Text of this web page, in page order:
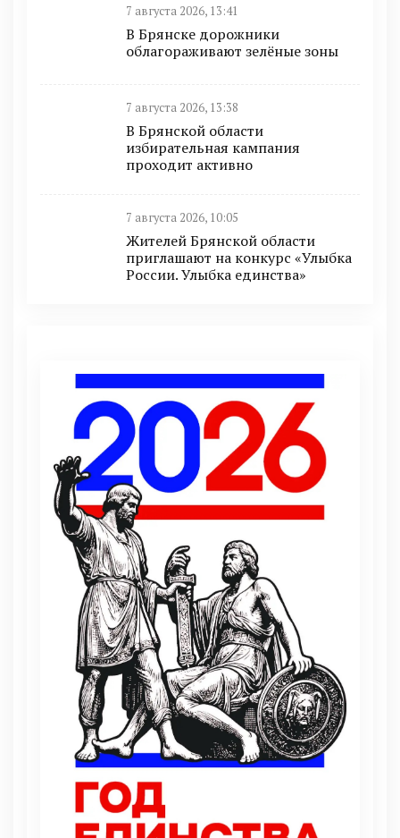
7 августа 2026, 13:41
В Брянске дорожники
облагораживают зелёные зоны
7 августа 2026, 13:38
В Брянской области
избирательная кампания
проходит активно
7 августа 2026, 10:05
Жителей Брянской области
приглашают на конкурс «Улыбка
России. Улыбка единства»